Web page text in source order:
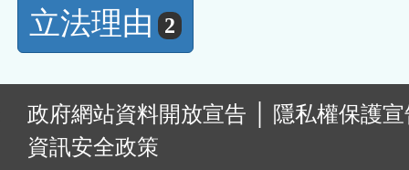
立法理由 2
政府網站資料開放宣告
隱私權保護
資訊安全政策